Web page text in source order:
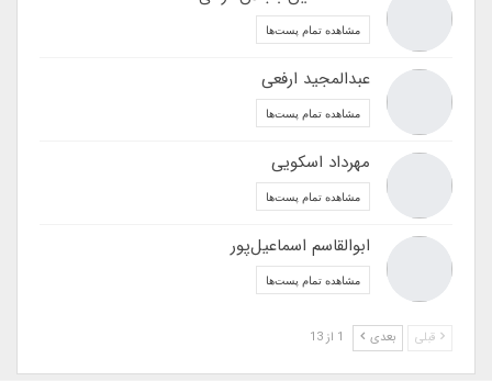
مشاهده تمام پست‌ها
عبدالمجید ارفعی
مشاهده تمام پست‌ها
مهرداد اسکویی
مشاهده تمام پست‌ها
ابوالقاسم اسماعیل‌پور
مشاهده تمام پست‌ها
قبلی بعدی